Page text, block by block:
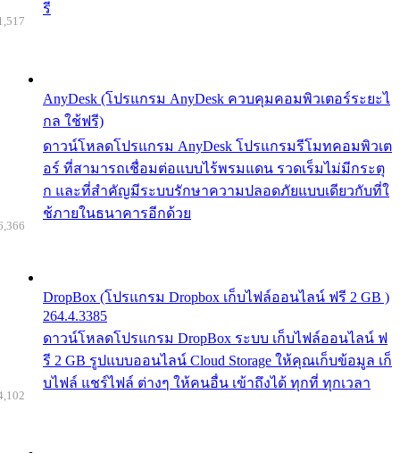
รี
AnyDesk (โปรแกรม AnyDesk ควบคุมคอมพิวเตอร์ระยะไ
กล ใช้ฟรี)
ดาวน์โหลดโปรแกรม AnyDesk โปรแกรมรีโมทคอมพิวเต
อร์ ที่สามารถเชื่อมต่อแบบไร้พรมแดน รวดเร็มไม่มีกระตุ
ก และที่สำคัญมีระบบรักษาความปลอดภัยแบบเดียวกับที่ใ
ช้ภายในธนาคารอีกด้วย
DropBox (โปรแกรม Dropbox เก็บไฟล์ออนไลน์ ฟรี 2 GB )
264.4.3385
ดาวน์โหลดโปรแกรม DropBox ระบบ เก็บไฟล์ออนไลน์ ฟ
รี 2 GB รูปแบบออนไลน์ Cloud Storage ให้คุณเก็บข้อมูล เก็
บไฟล์ แชร์ไฟล์ ต่างๆ ให้คนอื่น เข้าถึงได้ ทุกที่ ทุกเวลา